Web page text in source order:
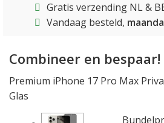
Gratis verzending NL &
Vandaag besteld,
Combineer en bespaar!
Premium iPhone 17 Pro Max
Glas